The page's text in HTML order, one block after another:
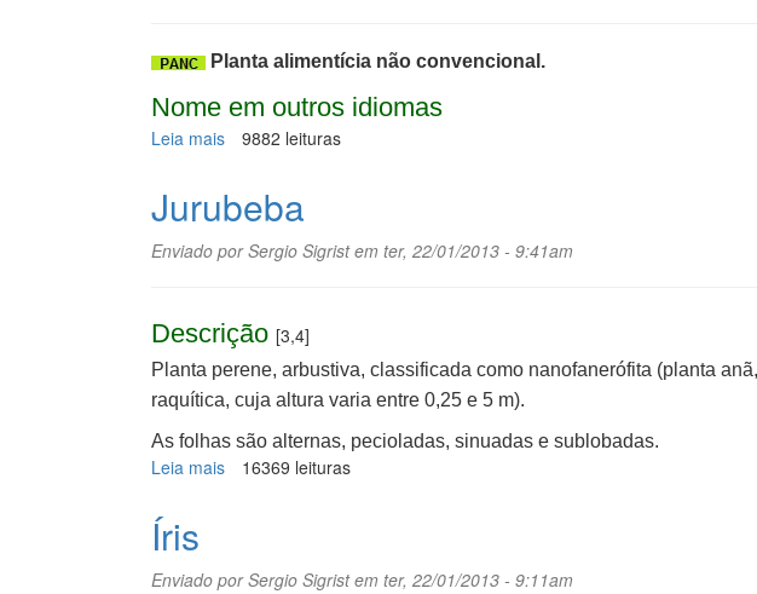
Planta alimentícia não convencional.
Nome em outros idiomas
Leia maissobre
9882 leituras
Jurubeba
Enviado porSergio Sigristem ter, 22/01/2013 - 9:41am
Descrição [3,4]
Planta perene, arbustiva, classificada como nanofanerófita (planta anã,
raquítica, cuja altura varia entre 0,25 e 5 m).
As folhas são alternas, pecioladas, sinuadas e sublobadas.
Leia maissobre
16369 leituras
Íris
Enviado porSergio Sigristem ter, 22/01/2013 - 9:11am